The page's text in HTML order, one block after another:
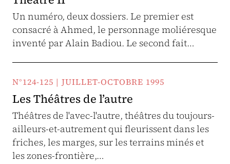
Un numéro, deux dossiers. Le premier est
consacré à Ahmed, le personnage moliéresque
inventé par Alain Badiou. Le second fait…
N°124-125 | JUILLET-OCTOBRE 1995
Les Théâtres de l’autre
Théâtres de l'avec-l'autre, théâtres du toujours-
ailleurs-et-autrement qui fleurissent dans les
friches, les marges, sur les terrains minés et
les zones-frontière,…